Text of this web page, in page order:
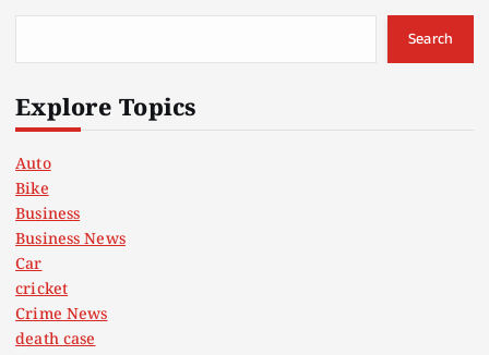
Search
Explore Topics
Auto
Bike
Business
Business News
Car
cricket
Crime News
death case